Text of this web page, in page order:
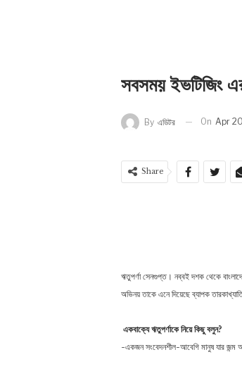
সবসময় ইভটিজিং
By এডিটর On Apr
Share
ঋতুপর্ণা সেনগুপ্ত। নব্বই দশক থেকে
অভিনয় তাকে এনে দিয়েছে ব্যাপক
একবাক্যে ঋতুপর্ণাকে নিয়ে কিছু বলুন?
-একজন সংবেদনশীল-আবেগি মানুষ যার জন্ম